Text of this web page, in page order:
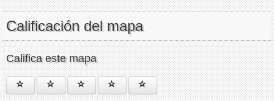
Calificación del mapa
Califica este mapa